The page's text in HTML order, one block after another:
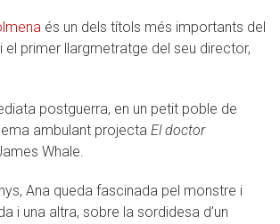
és un dels títols més importants del
el primer llargmetratge del seu director,
postguerra, en un petit poble de
ambulant projecta El doctor
Whale.
Ana queda fascinada pel monstre i
i una altra, sobre la sordidesa d’un